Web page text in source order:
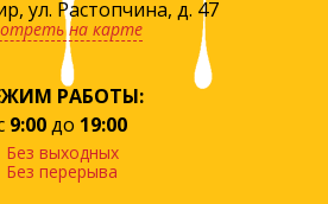
ул. Растопчина, д. 47
на карте
РАБОТЫ:
9:00до 19:00
Без выходных
Без перерыва